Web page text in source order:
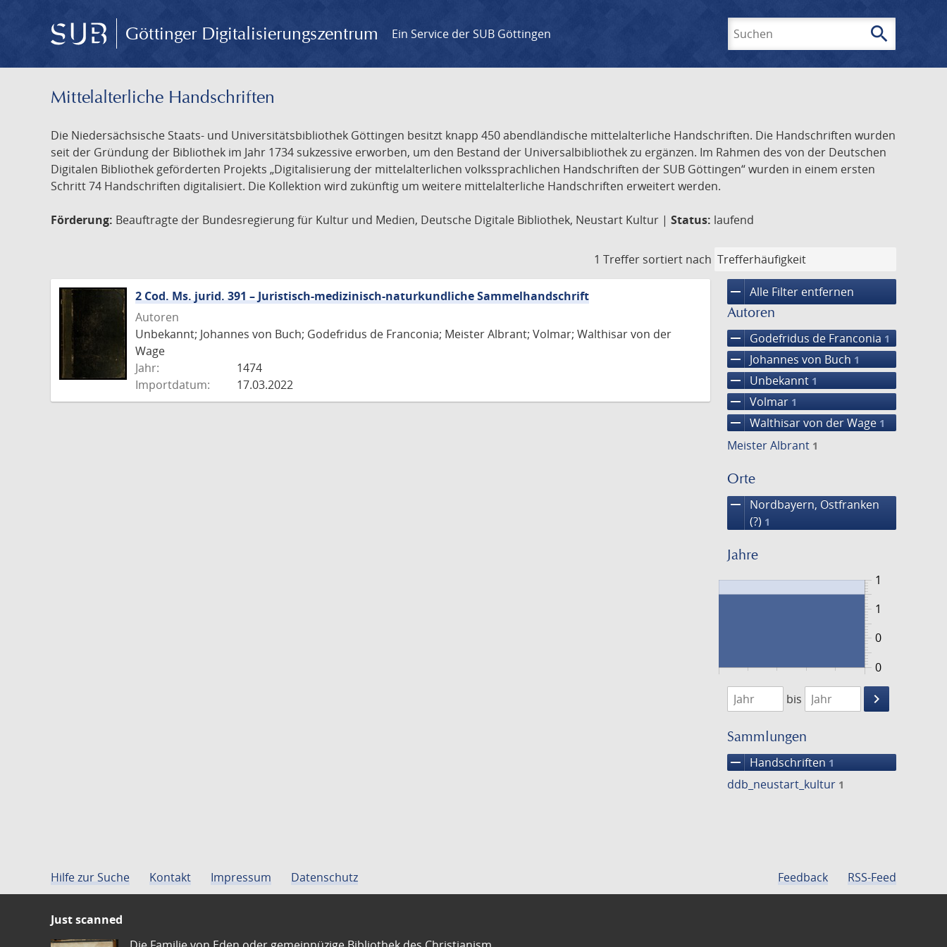
Göttinger Digitalisierungszentrum Ein Service der SUB Göttingen search
Mittelalterliche Handschriften
Die Niedersächsische Staats- und Universitätsbibliothek Göttingen besitzt knapp 450 abendländische mittelalterliche Handschriften. Die Handschriften wurden
seit der Gründung der Bibliothek im Jahr 1734 sukzessive erworben, um den Bestand der Universalbibliothek zu ergänzen. Im Rahmen des von der Deutschen
Digitalen Bibliothek geförderten Projekts „Digitalisierung der mittelalterlichen volkssprachlichen Handschriften der SUB Göttingen“ wurden in einem ersten
Schritt 74 Handschriften digitalisiert. Die Kollektion wird zukünftig um weitere mittelalterliche Handschriften erweitert werden.
Förderung: Beauftragte der Bundesregierung für Kultur und Medien, Deutsche Digitale Bibliothek, Neustart Kultur | Status: laufend
1 Treffer sortiert nach
remove Alle Filter entfernen
Autoren
remove Godefridus de Franconia 1
remove Johannes von Buch 1
remove Unbekannt 1
remove Volmar 1
remove Walthisar von der Wage 1
Meister Albrant 1
Orte
remove
Nordbayern, Ostfranken
(?) 1
Jahre
0
1
0
1
1474
1475
bis
keyboard_arrow_right
Suche
Sammlungen
remove Handschriften 1
ddb_neustart_kultur 1
2 Cod. Ms. jurid. 391 – Juristisch-medizinisch-naturkundliche Sammelhandschrift
Autoren
Unbekannt; Johannes von Buch; Godefridus de Franconia; Meister Albrant; Volmar; Walthisar von der
Wage
Jahr:
1474
Importdatum:
17.03.2022
Hilfe zur Suche Kontakt Impressum Datenschutz Feedback RSS-Feed
Just scanned